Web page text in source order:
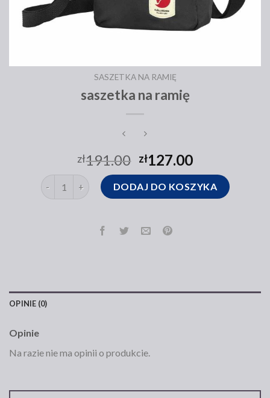
SASZETKA NA RAMIĘ
saszetka na ramię
zł191.00 zł127.00
ilość saszetka na ramięDODAJ DO KOSZYKA
OPINIE (0)
Opinie
Na razie nie ma opinii o produkcie.